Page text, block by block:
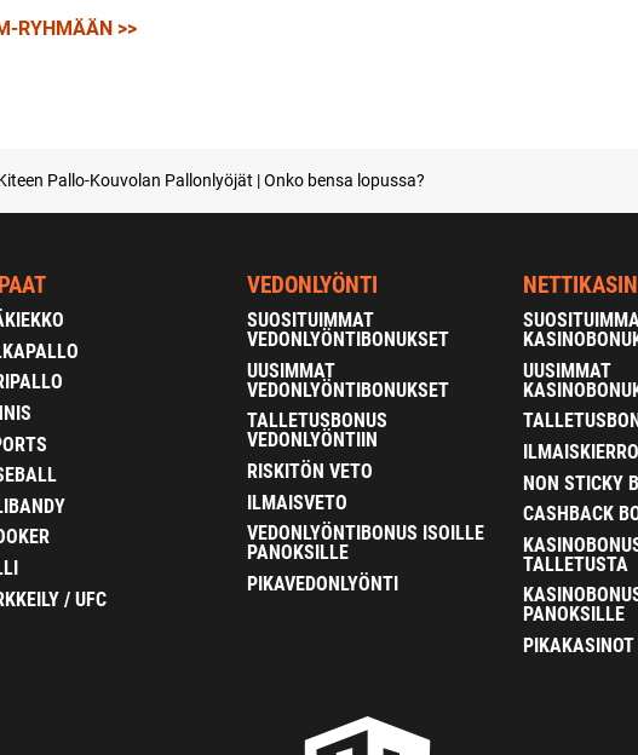
RYHMÄÄN >>
Pallo-Kouvolan Pallonlyöjät | Onko bensa lopussa?
/ UFC
VEDONLYÖNTI
SUOSITUIMMAT
VEDONLYÖNTIBONUKSET
UUSIMMAT
VEDONLYÖNTIBONUKSET
TALLETUSBONUS
VEDONLYÖNTIIN
RISKITÖN VETO
ILMAISVETO
VEDONLYÖNTIBONUS ISOILLE
PANOKSILLE
PIKAVEDONLYÖNTI
UUSIMMAT
NON STICKY
CASHBACK
TALLETUSTA
PANOKSILLE
PIKAKASINOT